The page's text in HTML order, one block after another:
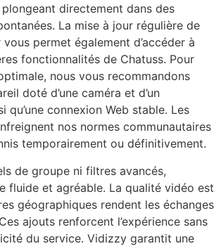
directement dans des
La mise à jour régulière de
permet également d’accéder à
fonctionnalités de Chatuss. Pour
nous vous recommandons
doté d’une caméra et d’un
qu’une connexion Web stable. Les
nos normes communautaires
temporairement ou définitivement.
de groupe ni filtres avancés,
fluide et agréable. La qualité vidéo est
géographiques rendent les échanges
ajouts renforcent l’expérience sans
du service. Vidizzy garantit une